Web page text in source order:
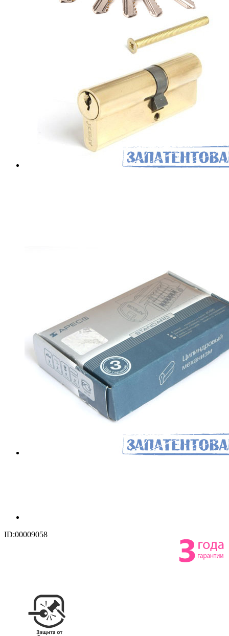
ID:00009058